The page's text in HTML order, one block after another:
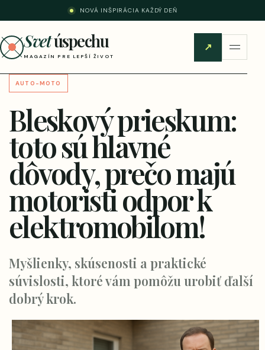
NOVÁ INŠPIRÁCIA KAŽDÝ DEŇ
Svetúspechu
MAGAZÍN PRE LEPŠÍ ŽIVOT
↗
AUTO-MOTO
Bleskový prieskum:
toto sú hlavné
dôvody, prečo majú
motoristi odpor k
elektromobilom!
Myšlienky, skúsenosti a praktické
súvislosti, ktoré vám pomôžu urobiť ďalší
dobrý krok.